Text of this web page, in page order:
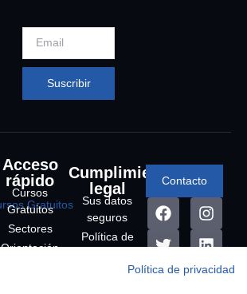
Suscribir
Acceso
rápido
Cursos
Gratuitos
Sectores
Orientación
Cumplimiento
legal
Sus datos
seguros
Política de
Política de
Contacto
Política de privacidad